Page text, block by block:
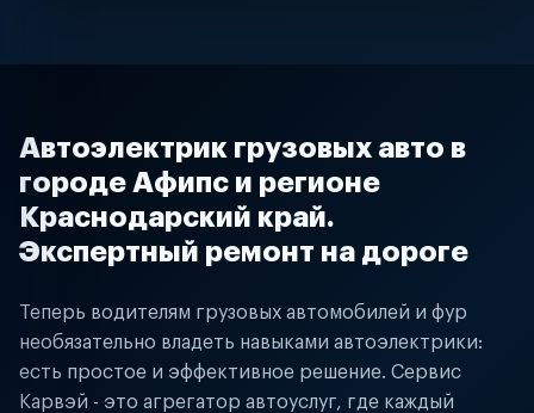
Автоэлектрик грузовых авто в
городе Афипс и регионе
Краснодарский край.
Экспертный ремонт на дороге
Теперь водителям грузовых автомобилей и фур
необязательно владеть навыками автоэлектрики:
есть простое и эффективное решение. Сервис
Карвэй - это агрегатор автоуслуг, где каждый